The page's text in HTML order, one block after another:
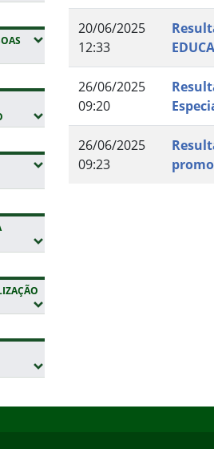
(EXPANDIR SUBMENUS)
(EXPANDIR SUBMENUS)
SUBMENUS)
SUBMENUS)
SUBMENUS)
20/06/2025
12:33
26/06/2025
09:20
26/06/2025
09:23